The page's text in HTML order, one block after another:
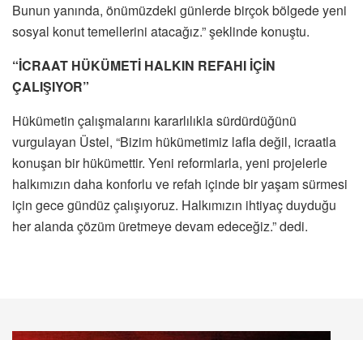
Bunun yanında, önümüzdeki günlerde birçok bölgede yeni
sosyal konut temellerini atacağız.” şeklinde konuştu.
“İCRAAT HÜKÜMETİ HALKIN REFAHI İÇİN
ÇALIŞIYOR”
Hükümetin çalışmalarını kararlılıkla sürdürdüğünü
vurgulayan Üstel, “Bizim hükümetimiz lafla değil, icraatla
konuşan bir hükümettir. Yeni reformlarla, yeni projelerle
halkımızın daha konforlu ve refah içinde bir yaşam sürmesi
için gece gündüz çalışıyoruz. Halkımızın ihtiyaç duyduğu
her alanda çözüm üretmeye devam edeceğiz.” dedi.